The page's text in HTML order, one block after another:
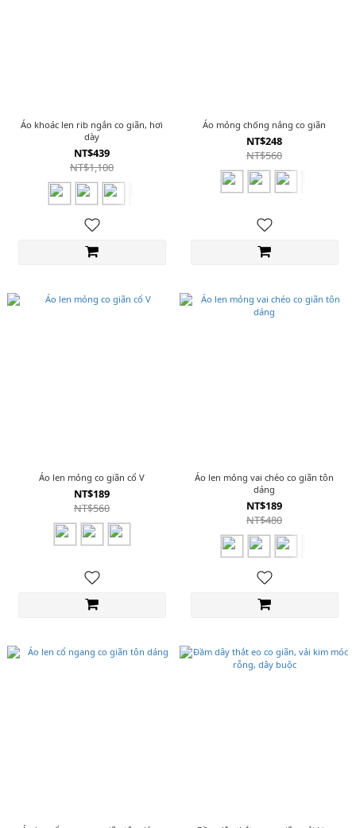
Áo khoác len rib ngắn co giãn, hơi
dày
NT$439
NT$1,100
Áo mỏng chống nắng co giãn
NT$248
NT$560
Áo len mỏng co giãn cổ V
NT$189
NT$560
Áo len mỏng vai chéo co giãn tôn
dáng
NT$189
NT$480